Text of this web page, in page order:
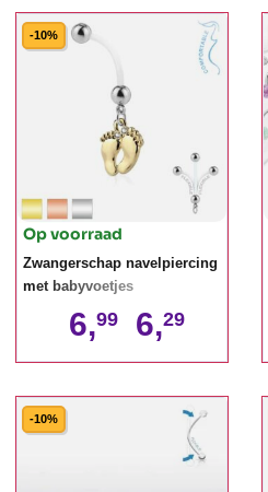
-10%
Op voorraad
Zwangerschap navelpiercing
met babyvoetjes
6,99 6,29
-10%